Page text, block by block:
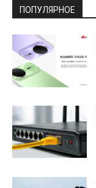
ПОПУЛЯРНОЕ